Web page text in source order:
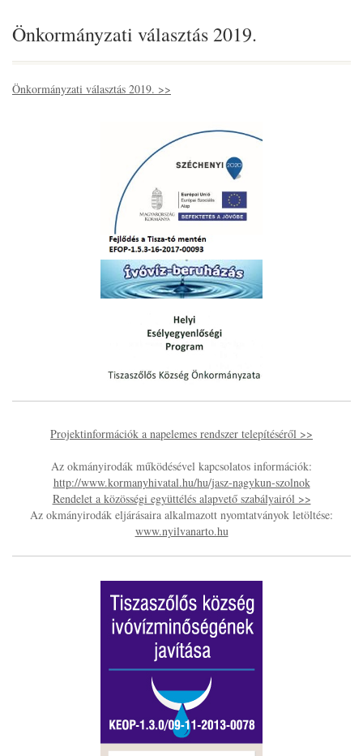
Önkormányzati választás 2019.
Önkormányzati választás 2019. >>
Projektinformációk a napelemes rendszer telepítéséről >>
Az okmányirodák működésével kapcsolatos információk:
http://www.kormanyhivatal.hu/hu/jasz-nagykun-szolnok
Rendelet a közösségi együttélés alapvető szabályairól >>
Az okmányirodák eljárásaira alkalmazott nyomtatványok letöltése:
www.nyilvanarto.hu